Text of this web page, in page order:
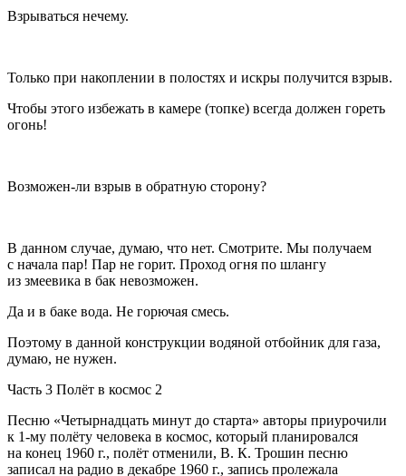
Взрываться нечему.
Только при накоплении в полостях и искры получится взрыв.
Чтобы этого избежать в камере (топке) всегда должен гореть
огонь!
Возможен-ли взрыв в обратную сторону?
В данном случае, думаю, что нет. Смотрите. Мы получаем
с начала пар! Пар не горит. Проход огня по шлангу
из змеевика в бак невозможен.
Да и в баке вода. Не горючая смесь.
Поэтому в данной конструкции водяной отбойник для газа,
думаю, не нужен.
Часть 3 Полёт в космос 2
Песню «Четырнадцать минут до старта» авторы приурочили
к 1-му полёту человека в космос, который планировался
на конец 1960 г., полёт отменили, В. К. Трошин песню
записал на радио в декабре 1960 г., запись пролежала